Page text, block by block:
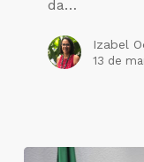
da…
Izabel
13 de